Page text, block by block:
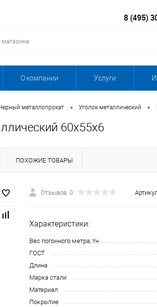
8 (495)
О компании Услуги
металлопрокат • Уголок металлический •
60х55х6
ПОХОЖИЕ ТОВАРЫ
Отзывов: 0
Характеристики:
Вес погонного метра, тн
ГОСТ
Длина
Марка стали
Материал
Покрытие